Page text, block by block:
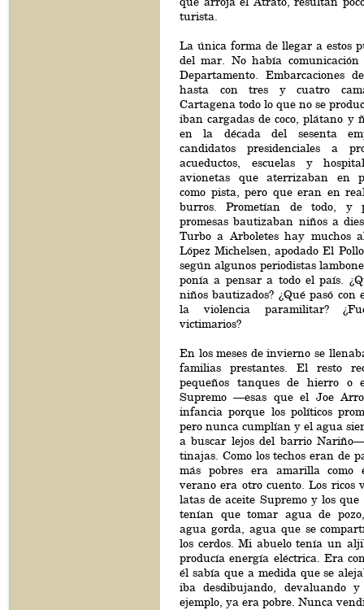
turista.
La única forma de llegar a estos
del mar. No había
Departamento. Embarcaciones
hasta con tres y cuatro
Cartagena todo lo que no se
iban cargadas de coco, plátano y
en la década del sesenta
candidatos presidenciales a
acueductos, escuelas y
avionetas que aterrizaban en
como pista, pero que eran en
burros. Prometían de todo, y
promesas bautizaban niños a
Turbo a Arboletes hay muchos
López Michelsen, apodado El
según algunos periodistas
ponía a pensar a todo el país.
niños bautizados? ¿Qué pasó con
la violencia paramilitar?
victimarios?
En los meses de invierno se
familias prestantes. El resto
pequeños tanques de hierro o
Supremo —esas que el Joe
infancia porque los políticos
pero nunca cumplían y el agua
a buscar lejos del barrio
tinajas. Como los techos eran de
más pobres era amarilla como
verano era otro cuento. Los ricos
latas de aceite Supremo y los
tenían que tomar agua de
agua gorda, agua que se
los cerdos. Mi abuelo tenía un
producía energía eléctrica. Era
él sabía que a medida que se
iba desdibujando, devaluando
ejemplo, ya era pobre. Nunca